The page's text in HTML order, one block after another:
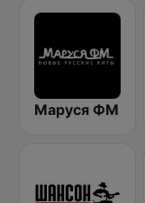
Маруся ФМ